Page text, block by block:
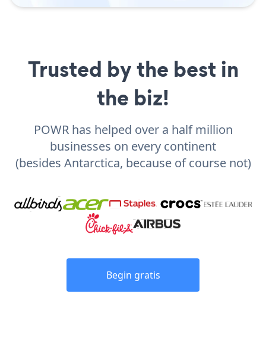
Trusted by the best in
the biz!
POWR has helped over a half million
businesses on every continent
(besides Antarctica, because of course not)
Begin gratis